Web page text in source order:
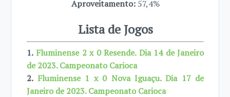
Aproveitamento: 57,4%
Lista de Jogos
1. Fluminense 2 x 0 Resende. Dia 14 de Janeiro
de 2023. Campeonato Carioca
2. Fluminense 1 x 0 Nova Iguaçu. Dia 17 de
Janeiro de 2023. Campeonato Carioca